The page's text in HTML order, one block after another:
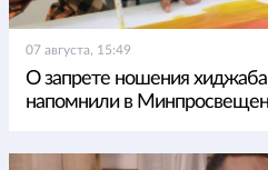
07 августа, 15:49
О запрете ношения хиджаба
напомнили в